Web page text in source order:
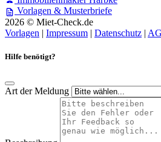
Vorlagen & Musterbriefe
2026 © Miet-Check.de
Vorlagen | Impressum | Datenschutz |
Hilfe benötigt?
Art der Meldung